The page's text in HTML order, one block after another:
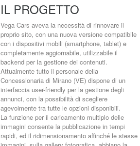
IL PROGETTO
Vega Cars aveva la necessità di rinnovare il
proprio sito, con una nuova versione compatibile
con i dispositivi mobili (smartphone, tablet) e
completamente aggiornabile, utilizzabile il
backend per la gestione dei contenuti.
Attualmente tutto il personale della
Concessionaria di Mirano (VE) dispone di un
interfaccia user-friendly per la gestione degli
annunci, con la possibilità di scegliere
agevolmente tra tutte le opzioni disponibili.
La funzione per il caricamento multiplo delle
immagini consente la pubblicazione in tempi
rapidi, ed il ridimensionamento affinché le stesse